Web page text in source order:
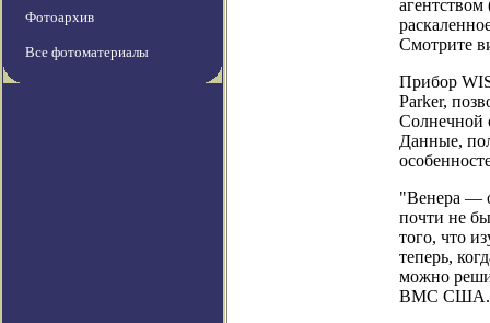
Фотоархив
Все фотоматериалы
Смотрите
Прибор
Parker,
Солнечной
Данные,
"Венера —
почти не
того, что
теперь,
можно
ВМС США.